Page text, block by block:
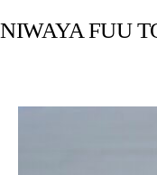
NIWAYA FUU